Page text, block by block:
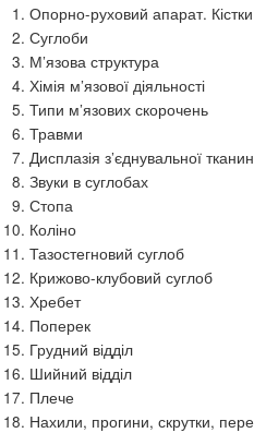
Опорно-руховий апарат. Кістки
Суглоби
М’язова структура
Хімія м’язової діяльності
Типи м’язових скорочень
Травми
Дисплазія з’єднувальної
Звуки в суглобах
Стопа
Коліно
Тазостегновий суглоб
Крижово-клубовий суглоб
Хребет
Поперек
Грудний відділ
Шийний відділ
Плече
Нахили, прогини, скрутки,